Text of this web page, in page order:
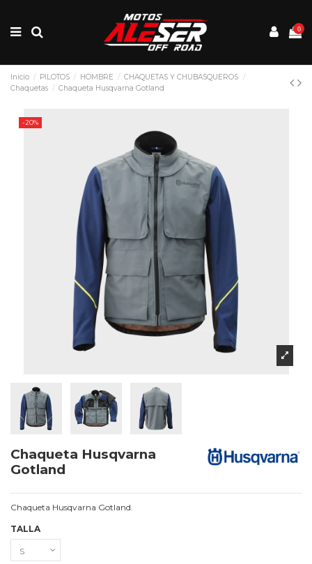
0
Inicio PILOTOS HOMBRE
CHAQUETAS Y CHUBASQUEROS
Chaquetas
Chaqueta Husqvarna Gotland
-20%
Chaqueta Husqvarna
Gotland
Chaqueta Husqvarna Gotland.
TALLA